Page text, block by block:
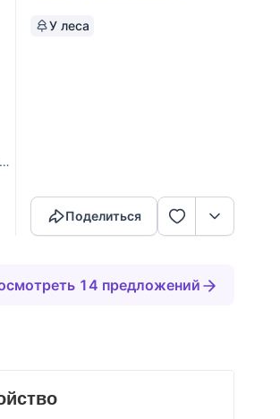
У леса
Поделиться
14 предложений